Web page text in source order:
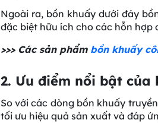
Ngoài ra, bồn khuấy dưới đáy
đặc biệt hữu ích cho các hỗn hợp
>>> Các sản phẩm bồn khuấy
2. Ưu điểm nổi bật
So với các dòng bồn khuấy
tối ưu hiệu quả sản xuất và đáp